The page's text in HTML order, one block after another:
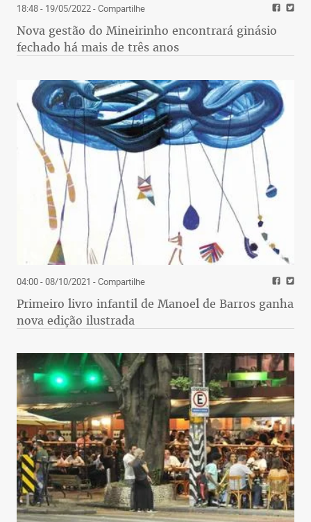
18:48 - 19/05/2022- Compartilhe
Nova gestão do Mineirinho encontrará ginásio
fechado há mais de três anos
04:00 - 08/10/2021 - Compartilhe
Primeiro livro infantil de Manoel de Barros ganha
nova edição ilustrada